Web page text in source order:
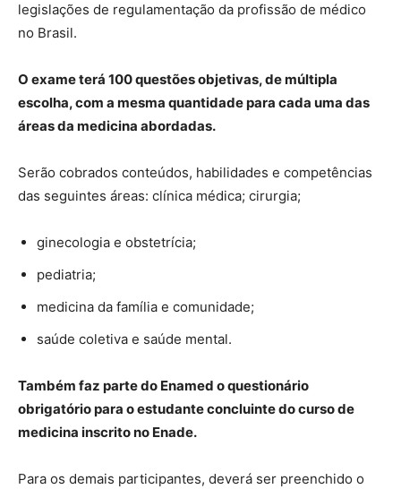
legislações de regulamentação da profissão de médico
no Brasil.
O exame terá 100 questões objetivas, de múltipla
escolha, com a mesma quantidade para cada uma das
áreas da medicina abordadas.
Serão cobrados conteúdos, habilidades e competências
das seguintes áreas: clínica médica; cirurgia;
ginecologia e obstetrícia;
pediatria;
medicina da família e comunidade;
saúde coletiva e saúde mental.
Também faz parte do Enamed o questionário
obrigatório para o estudante concluinte do curso de
medicina inscrito no Enade.
Para os demais participantes, deverá ser preenchido o